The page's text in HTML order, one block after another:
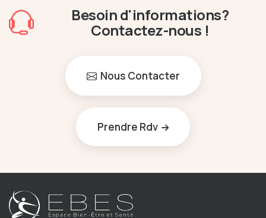
Besoin d'informations?
Contactez-nous !
Nous Contacter
Prendre Rdv